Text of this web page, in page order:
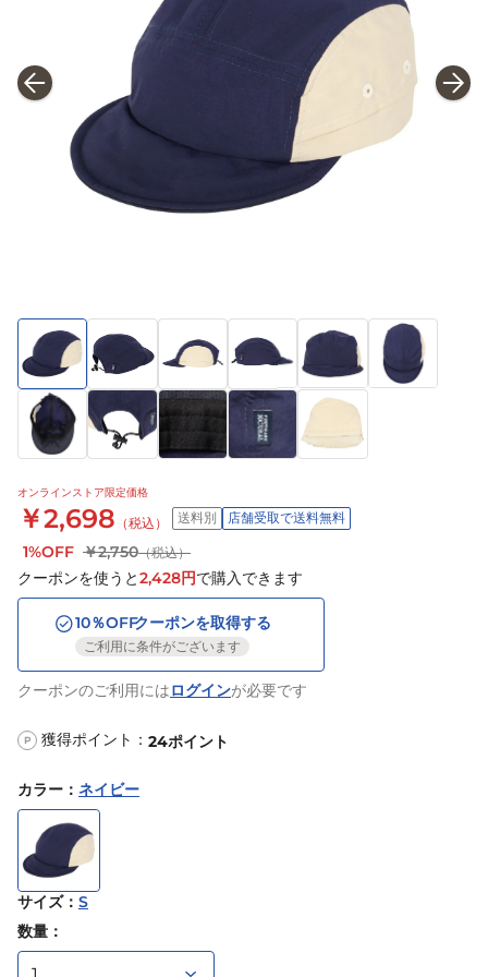
オンラインストア限定価格
￥2,698 （税込） 送料別 店舗受取で送料無料
1%OFF ￥2,750（税込）
クーポンを使うと2,428円で購入できます
10％OFFクーポンを取得する
ご利用に条件がございます
クーポンのご利用にはログインが必要です
P 獲得ポイント： 24ポイント
カラー ： ネイビー
サイズ： S
数量：